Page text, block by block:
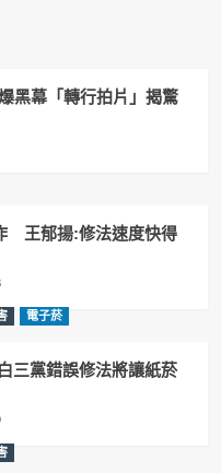
黑幕「轉行拍片」揭驚
王郁揚:修法速度快得
電子菸
三黨錯誤修法將讓紙菸